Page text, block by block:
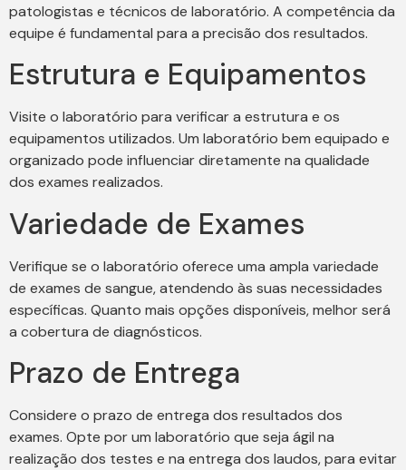
patologistas e técnicos de laboratório. A competência da
equipe é fundamental para a precisão dos resultados.
Estrutura e Equipamentos
Visite o laboratório para verificar a estrutura e os
equipamentos utilizados. Um laboratório bem equipado e
organizado pode influenciar diretamente na qualidade
dos exames realizados.
Variedade de Exames
Verifique se o laboratório oferece uma ampla variedade
de exames de sangue, atendendo às suas necessidades
específicas. Quanto mais opções disponíveis, melhor será
a cobertura de diagnósticos.
Prazo de Entrega
Considere o prazo de entrega dos resultados dos
exames. Opte por um laboratório que seja ágil na
realização dos testes e na entrega dos laudos, para evitar